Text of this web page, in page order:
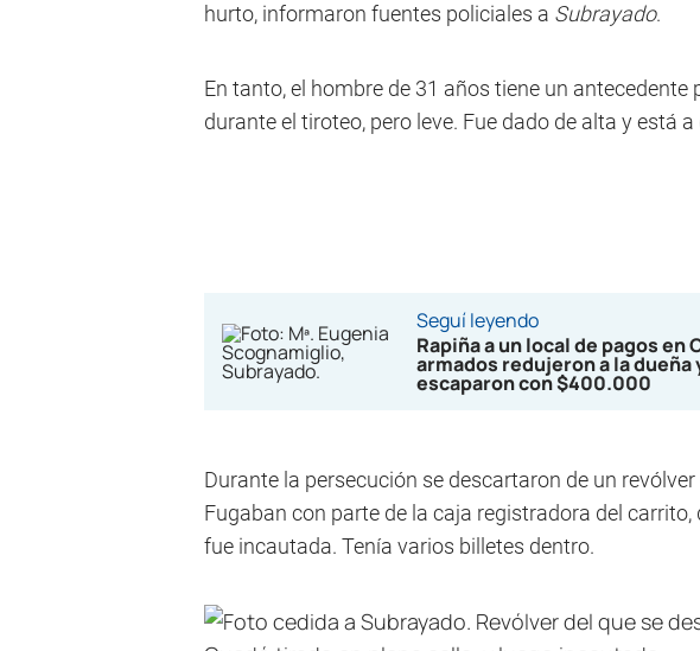
hurto, informaron fuentes policiales a Subrayado.
En tanto, el hombre de 31 años tiene un antecedente
durante el tiroteo, pero leve. Fue dado de alta y está
Seguí leyendo
Rapiña a un local de pagos
armados redujeron a la dueña
escaparon con $400.000
Durante la persecución se descartaron de un
Fugaban con parte de la caja registradora del carrito,
fue incautada. Tenía varios billetes dentro.